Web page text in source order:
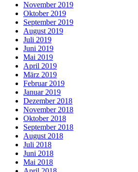
November 2019
Oktober 2019
September 2019
August 2019
Juli 2019
Juni 2019
Mai 2019
April 2019
März 2019
Februar 2019
Januar 2019
Dezember 2018
November 2018
Oktober 2018
September 2018
August 2018
Juli 2018
Juni 2018
Mai 2018